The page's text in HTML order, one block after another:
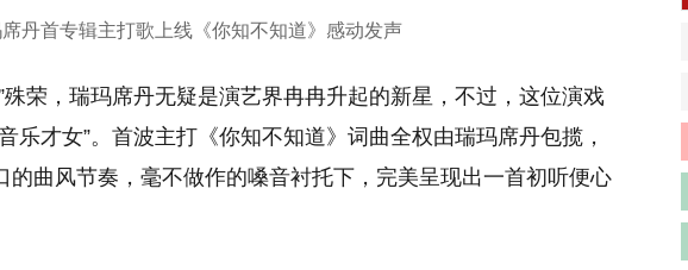
丹首专辑主打歌上线《你知不知道》感动发声
殊荣，瑞玛席丹无疑是演艺界冉冉升起的新星，不过，这位演戏
乐才女”。首波主打《你知不知道》词曲全权由瑞玛席丹包揽，
的曲风节奏，毫不做作的嗓音衬托下，完美呈现出一首初听便心